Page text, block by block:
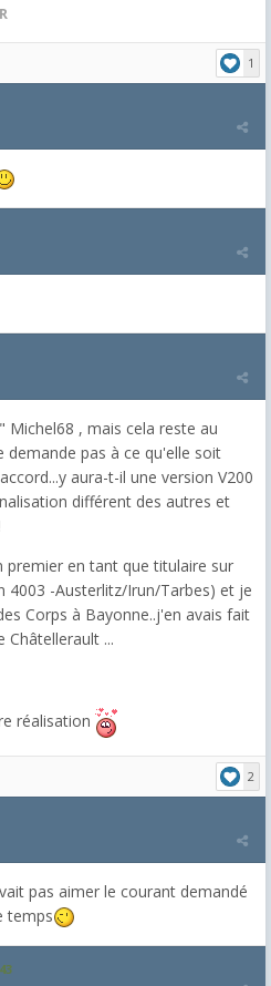
1
, mais cela reste au
pas à ce qu'elle soit
aura-t-il une version V200
différent des autres et
premier en tant que titulaire sur
4003 -Austerlitz/Irun/Tarbes) et je
Corps à Bayonne..j'en avais fait
...
réalisation
2
pas aimer le courant demandé
temps